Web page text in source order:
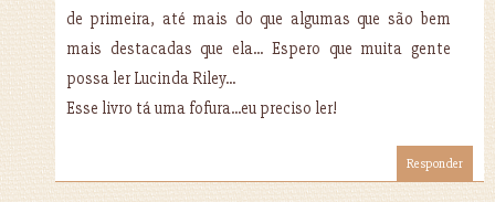
de primeira, até mais do que algumas que são bem
mais destacadas que ela... Espero que muita gente
possa ler Lucinda Riley...
Esse livro tá uma fofura...eu preciso ler!
Responder